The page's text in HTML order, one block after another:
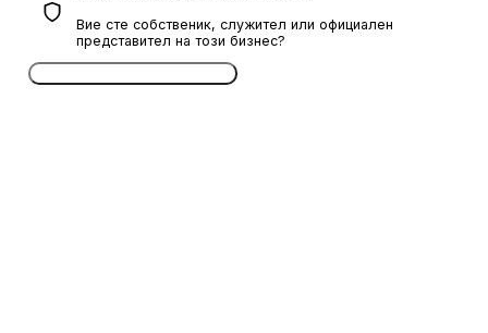
Вие сте собственик, служител или официален
представител на този бизнес?